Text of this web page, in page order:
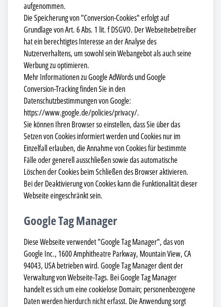
aufgenommen.
Die Speicherung von "Conversion-Cookies" erfolgt auf
Grundlage von Art. 6 Abs. 1 lit. f DSGVO. Der Webseitebetreiber
hat ein berechtigtes Interesse an der Analyse des
Nutzerverhaltens, um sowohl sein Webangebot als auch seine
Werbung zu optimieren.
Mehr Informationen zu Google AdWords und Google
Conversion-Tracking finden Sie in den
Datenschutzbestimmungen von Google:
https://www.google.de/policies/privacy/.
Sie können Ihren Browser so einstellen, dass Sie über das
Setzen von Cookies informiert werden und Cookies nur im
Einzelfall erlauben, die Annahme von Cookies für bestimmte
Fälle oder generell ausschließen sowie das automatische
Löschen der Cookies beim Schließen des Browser aktivieren.
Bei der Deaktivierung von Cookies kann die Funktionalität dieser
Webseite eingeschränkt sein.
Google Tag Manager
Diese Webseite verwendet "Google Tag Manager", das von
Google Inc., 1600 Amphitheatre Parkway, Mountain View, CA
94043, USA betrieben wird. Google Tag Manager dient der
Verwaltung von Webseite-Tags. Bei Google Tag Manager
handelt es sich um eine cookielose Domain; personenbezogene
Daten werden hierdurch nicht erfasst. Die Anwendung sorgt